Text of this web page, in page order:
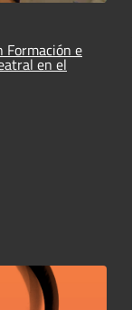
Formación e
en el